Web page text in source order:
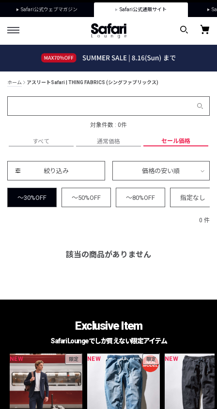
Safari公式ウェブマガジン Safari公式通販サイト
ホーム アスリートSafari | THING FABRICS (シングファブリックス)
対象件数 : 0件
すべて 通常価格 セール価格
絞り込み 価格の安い順
～30%OFF ～50%OFF ～80%OFF 指定なし
0 件
該当の商品がありません
Exclusive Item
Safari Loungeでしか買えない限定アイテム
NEW 限定 NEW 限定 NEW